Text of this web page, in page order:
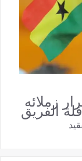
زملائه
الفريق